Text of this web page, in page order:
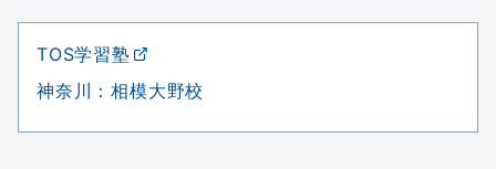
TOS学習塾
神奈川：相模大野校